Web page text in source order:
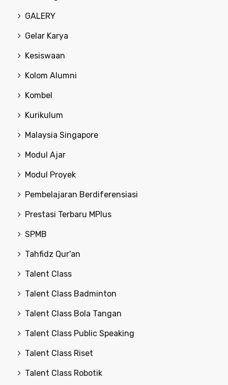
GALERY
Gelar Karya
Kesiswaan
Kolom Alumni
Kombel
Kurikulum
Malaysia Singapore
Modul Ajar
Modul Proyek
Pembelajaran Berdiferensiasi
Prestasi Terbaru MPlus
SPMB
Tahfidz Qur'an
Talent Class
Talent Class Badminton
Talent Class Bola Tangan
Talent Class Public Speaking
Talent Class Riset
Talent Class Robotik